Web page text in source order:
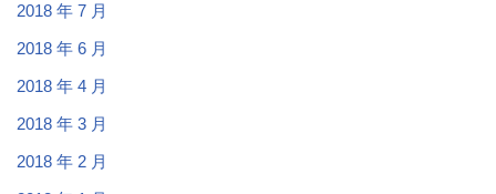
2018 年 7 月
2018 年 6 月
2018 年 4 月
2018 年 3 月
2018 年 2 月